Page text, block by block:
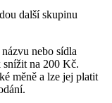
další skupinu
nebo sídla
snížit na 200 Kč.
měně a lze jej platit